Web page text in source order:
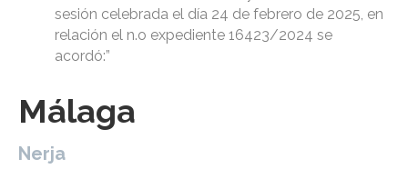
sesión celebrada el día 24 de febrero de 2025, en
relación el n.o expediente 16423/2024 se
acordó:”
Málaga
Nerja